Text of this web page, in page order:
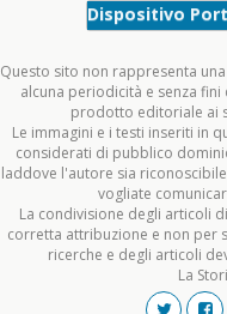
Dispositivo
Questo sito non rappresenta
alcuna periodicità e senza
prodotto editoriale ai
Le immagini e i testi inseriti in
considerati di pubblico
laddove l'autore sia
vogliate
La condivisione degli articoli
corretta attribuzione e non per
ricerche e degli articoli
La